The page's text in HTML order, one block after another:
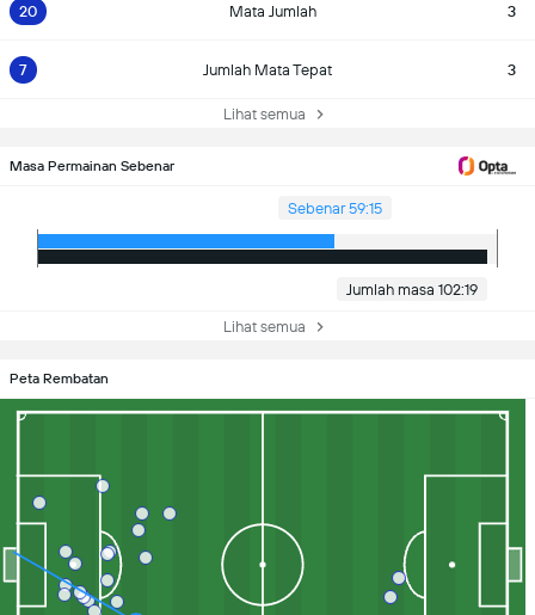
20 Mata Jumlah 3
7 Jumlah Mata Tepat 3
Lihat semua
Masa Permainan Sebenar
Sebenar 59:15
Jumlah masa 102:19
Lihat semua
Peta Rembatan